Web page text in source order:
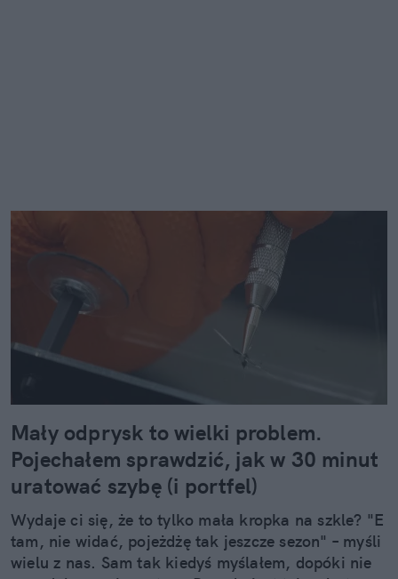
Mały odprysk to wielki problem.
Pojechałem sprawdzić, jak w 30 minut
uratować szybę (i portfel)
Wydaje ci się, że to tylko mała kropka na szkle? "E
tam, nie widać, pojeżdżę tak jeszcze sezon" – myśli
wielu z nas. Sam tak kiedyś myślałem, dopóki nie